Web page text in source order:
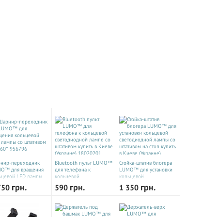
переходник
для вращения
LED лампы
на 360°
грн.
Bluetooth пульт LUMO™
для телефона к
кольцевой
светодиодной лампе со
штативом купить в Киеве
590 грн.
Стойка-штатив блогера
LUMO™ для установки
кольцевой
светодиодной лампы со
штативом на стол купить
356792
1 350 грн.